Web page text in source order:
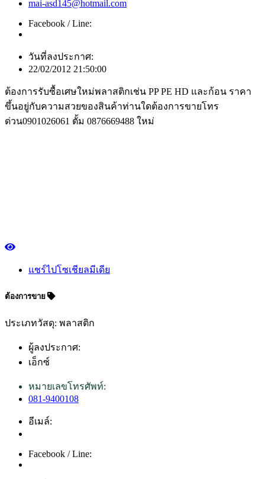
mai-asd145@hotmail.com
Facebook / Line:
วันที่ลงประกาศ:
22/02/2012 21:50:00
ต้องการรับซื้อเศษใหม่พลาสติกเช่น PP PE HD และก้อน ราคา
ขึ้นอยู่กับความสวยของสินค้าท่านใดต้องการขายโทร
ด่วน0901026061 ตั้ม 0876669488 ใหม่
แชร์ไปโซเชียลมีเดีย
ต้องการขาย
ประเภทวัสดุ: พลาสติก
ผู้ลงประกาศ:
เอ็กซ์
หมายเลขโทรศัพท์:
081-9400108
อีเมล์:
Facebook / Line: